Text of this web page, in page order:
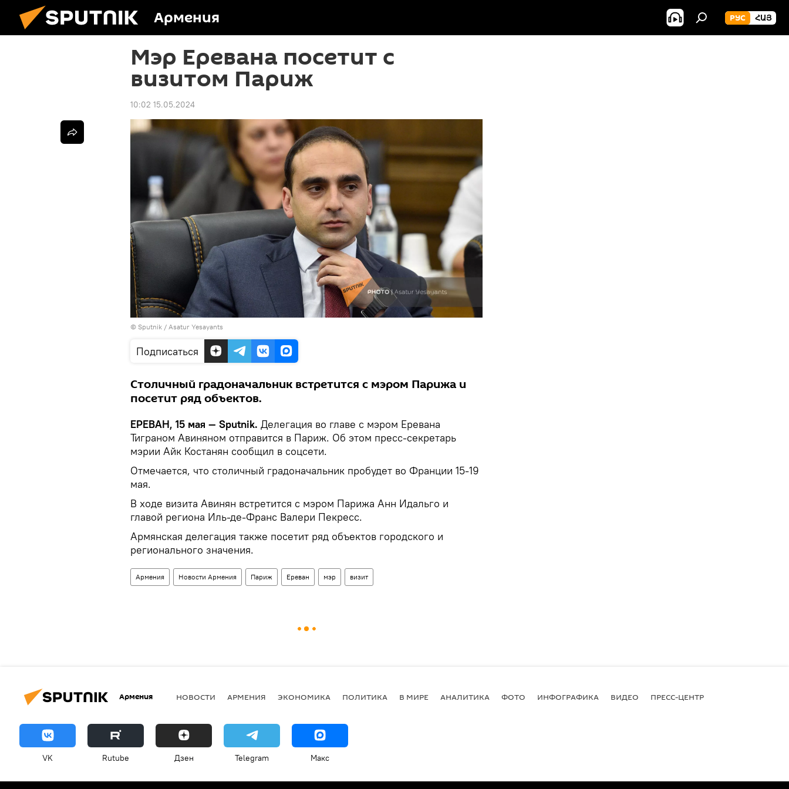
Армения РУС ՀԱՅ
Мэр Еревана посетит с
визитом Париж
10:02 15.05.2024
© Sputnik / Asatur Yesayants
Подписаться
Столичный градоначальник встретится с мэром Парижа и
посетит ряд объектов.
ЕРЕВАН, 15 мая — Sputnik. Делегация во главе с мэром Еревана
Тиграном Авиняном отправится в Париж. Об этом пресс-секретарь
мэрии Айк Костанян сообщил в соцсети.
Отмечается, что столичный градоначальник пробудет во Франции 15-19
мая.
В ходе визита Авинян встретится с мэром Парижа Анн Идальго и
главой региона Иль-де-Франс Валери Пекресс.
Армянская делегация также посетит ряд объектов городского и
регионального значения.
Армения Новости Армения Париж Ереван мэр визит
Армения НОВОСТИ АРМЕНИЯ ЭКОНОМИКА ПОЛИТИКА В МИРЕ АНАЛИТИКА ФОТО ИНФОГРАФИКА ВИДЕО ПРЕСС-ЦЕНТР
VK Rutube Дзен Telegram Макс